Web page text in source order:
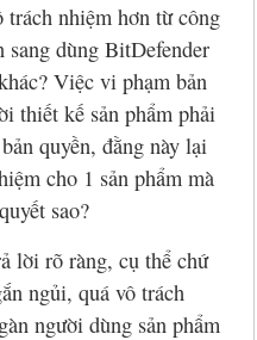
nhiệm hơn từ công
dùng BitDefender
Việc vi phạm bản
thiết kế sản phẩm phải
quyền, đằng này lại
cho 1 sản phẩm mà
sao?
lời rõ ràng, cụ thể chứ
ngủi, quá vô trách
người dùng sản phẩm